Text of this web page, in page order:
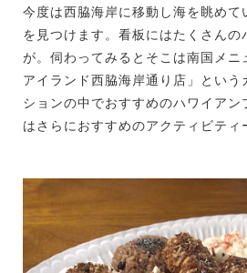
今度は西脇海岸に移動し海を眺めて
を見つけます。看板にはたくさんの
が。伺わってみるとそこは南国メニ
アイランド西脇海岸通り店」という
ションの中でおすすめのハワイアン
はさらにおすすめのアクティビティ